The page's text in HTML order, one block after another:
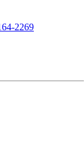
2269